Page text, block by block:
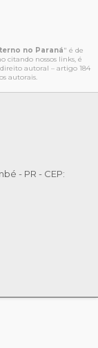
no Paraná" é de
citando nossos links, é
autoral – artigo 184
autorais.
- PR - CEP: